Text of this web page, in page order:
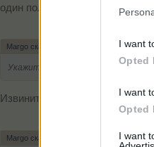
I want
Opted
I want
Opted
I want
один получила ОП для
Margo сказал(а):
Укажите свой ID, пожалуйста.
Извините забыла указатьНик:
Margo сказал(а):